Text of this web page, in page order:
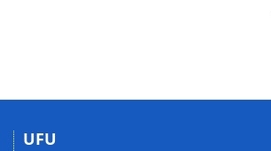
UFU